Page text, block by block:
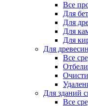
Все
Для
Для
Для
Для
Для
Все
Для зданий
Все